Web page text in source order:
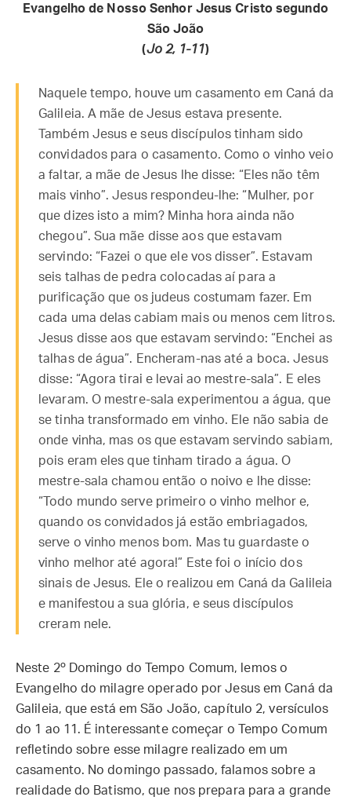
Evangelho de Nosso Senhor Jesus Cristo segundo
São João
(Jo 2, 1-11)
Naquele tempo, houve um casamento em Caná da
Galileia. A mãe de Jesus estava presente.
Também Jesus e seus discípulos tinham sido
convidados para o casamento. Como o vinho veio
a faltar, a mãe de Jesus lhe disse: “Eles não têm
mais vinho”. Jesus respondeu-lhe: “Mulher, por
que dizes isto a mim? Minha hora ainda não
chegou”. Sua mãe disse aos que estavam
servindo: “Fazei o que ele vos disser”. Estavam
seis talhas de pedra colocadas aí para a
purificação que os judeus costumam fazer. Em
cada uma delas cabiam mais ou menos cem litros.
Jesus disse aos que estavam servindo: “Enchei as
talhas de água”. Encheram-nas até a boca. Jesus
disse: “Agora tirai e levai ao mestre-sala”. E eles
levaram. O mestre-sala experimentou a água, que
se tinha transformado em vinho. Ele não sabia de
onde vinha, mas os que estavam servindo sabiam,
pois eram eles que tinham tirado a água. O
mestre-sala chamou então o noivo e lhe disse:
“Todo mundo serve primeiro o vinho melhor e,
quando os convidados já estão embriagados,
serve o vinho menos bom. Mas tu guardaste o
vinho melhor até agora!” Este foi o início dos
sinais de Jesus. Ele o realizou em Caná da Galileia
e manifestou a sua glória, e seus discípulos
creram nele.
Neste 2º Domingo do Tempo Comum, lemos o
Evangelho do milagre operado por Jesus em Caná da
Galileia, que está em São João, capítulo 2, versículos
do 1 ao 11. É interessante começar o Tempo Comum
refletindo sobre esse milagre realizado em um
casamento. No domingo passado, falamos sobre a
realidade do Batismo, que nos prepara para a grande